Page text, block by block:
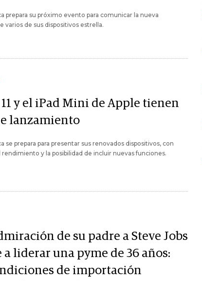
prepara su próximo evento para comunicar la nueva
varios de sus dispositivos estrella.
y el iPad Mini de Apple tienen
lanzamiento
se prepara para presentar sus renovados dispositivos, con
rendimiento y la posibilidad de incluir nuevas funciones.
de su padre a Steve Jobs
a liderar una pyme de 36 años:
de importación